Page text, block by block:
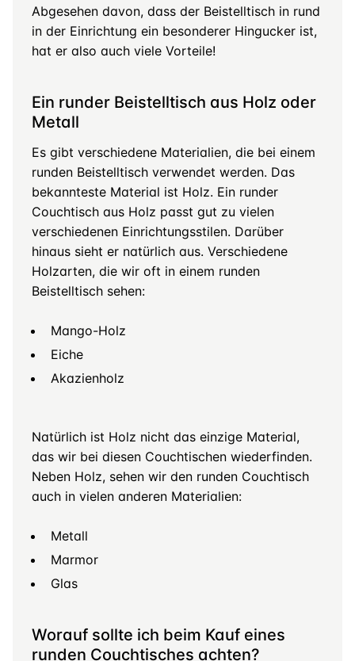
Abgesehen davon, dass der Beistelltisch in rund
in der Einrichtung ein besonderer Hingucker ist,
hat er also auch viele Vorteile!
Ein runder Beistelltisch aus Holz oder
Metall
Es gibt verschiedene Materialien, die bei einem
runden Beistelltisch verwendet werden. Das
bekannteste Material ist Holz. Ein runder
Couchtisch aus Holz passt gut zu vielen
verschiedenen Einrichtungsstilen. Darüber
hinaus sieht er natürlich aus. Verschiedene
Holzarten, die wir oft in einem runden
Beistelltisch sehen:
Mango-Holz
Eiche
Akazienholz
Natürlich ist Holz nicht das einzige Material,
das wir bei diesen Couchtischen wiederfinden.
Neben Holz, sehen wir den runden Couchtisch
auch in vielen anderen Materialien:
Metall
Marmor
Glas
Worauf sollte ich beim Kauf eines
runden Couchtisches achten?